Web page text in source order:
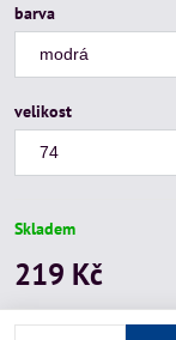
barva
velikost
Skladem
219 Kč